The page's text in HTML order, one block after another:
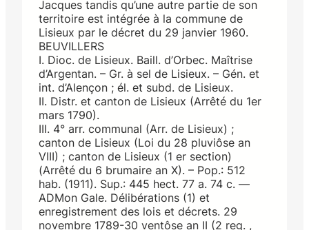
Jacques tandis qu’une autre partie de son
territoire est intégrée à la commune de
Lisieux par le décret du 29 janvier 1960.
BEUVILLERS
I. Dioc. de Lisieux. Baill. d’Orbec. Maîtrise
d’Argentan. – Gr. à sel de Lisieux. – Gén. et
int. d’Alençon ; él. et subd. de Lisieux.
II. Distr. et canton de Lisieux (Arrêté du 1er
mars 1790).
III. 4° arr. communal (Arr. de Lisieux) ;
canton de Lisieux (Loi du 28 pluviôse an
VIII) ; canton de Lisieux (1 er section)
(Arrêté du 6 brumaire an X). – Pop.: 512
hab. (1911). Sup.: 445 hect. 77 a. 74 c. ―
ADMon Gale. Délibérations (1) et
enregistrement des lois et décrets. 29
novembre 1789-30 ventôse an II (2 reg. ,